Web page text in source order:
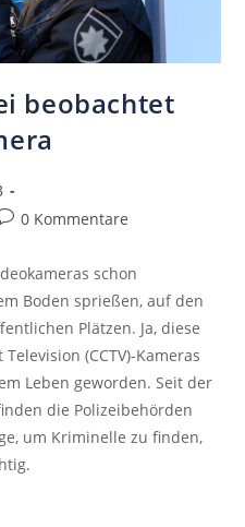
beobachtet
0 Kommentare
schon
Boden sprießen, auf den
Plätzen. Ja, diese
(CCTV)-Kameras
Leben geworden. Seit der
die Polizeibehörden
um Kriminelle zu finden,